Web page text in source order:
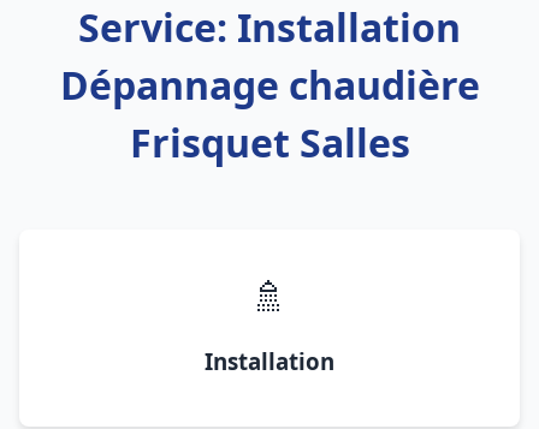
Service: Installation
Dépannage chaudière
Frisquet Salles
🚿
Installation